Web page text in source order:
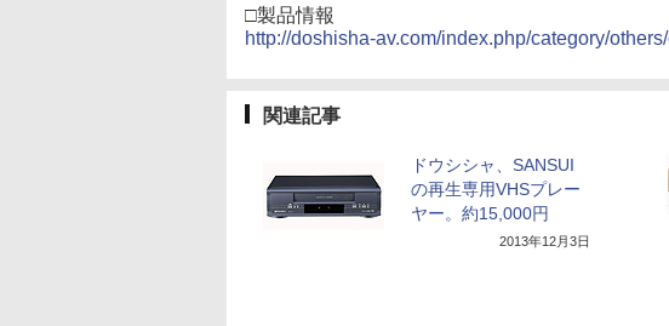
□製品情報
http://doshisha-av.com/index.php/category/
関連記事
ドウシシャ、SANSUI
の再生専用VHSプレー
ヤー。約15,000円
2013年12月3日